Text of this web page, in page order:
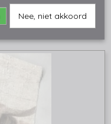
Nee, niet akkoord